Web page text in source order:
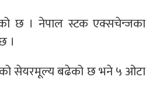
छ । नेपाल स्टक एक्सचेन्जका
।
सेयरमूल्य बढेको छ भने ५ ओटा